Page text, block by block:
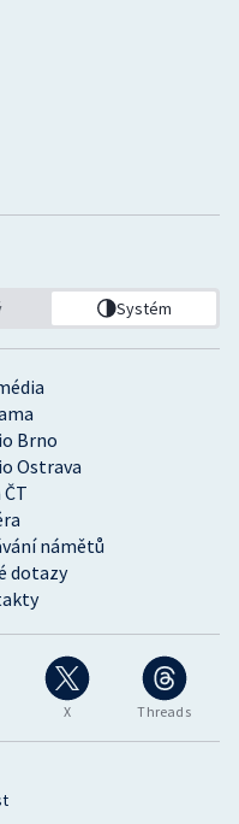
X Threads
Brno
Ostrava
ČT
námětů
dotazy
Systém